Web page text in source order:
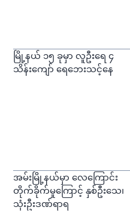
မြို့နယ် ၁၅ ခုမှာ လူဦးရေ ၄
သိန်းကျော် ရေဘေးသင့်နေ
အမ်းမြို့နယ်မှာ လေကြောင်း
တိုက်ခိုက်မှုကြောင့် နှစ်ဦးသေ၊
သုံးဦးဒဏ်ရာရ